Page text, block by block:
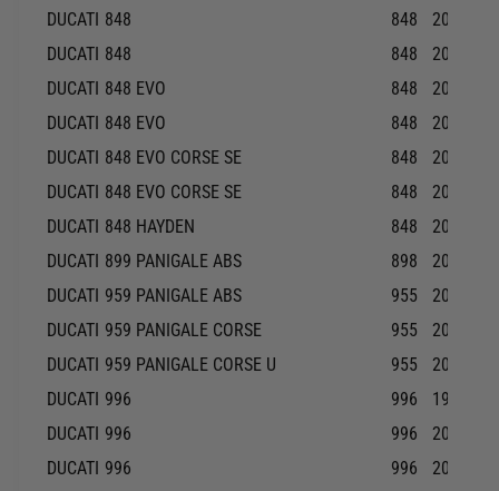
DUCATI 848 848
2008-
DUCATI 848 848
2010-
DUCATI 848 EVO 848
2011-
DUCATI 848 EVO 848
2013-
DUCATI 848 EVO CORSE SE 848
2012-
DUCATI 848 EVO CORSE SE 848
2013-
DUCATI 848 HAYDEN 848
2010-
DUCATI 899 PANIGALE ABS 898
2014-
DUCATI 959 PANIGALE ABS 955
2016-
DUCATI 959 PANIGALE CORSE 955
2018-
DUCATI 959 PANIGALE CORSE U 955
2019-
DUCATI 996 996
1999-
DUCATI 996 996
2000-
DUCATI 996 996
2001-